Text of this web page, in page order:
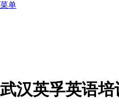
菜单
武汉英孚英语培